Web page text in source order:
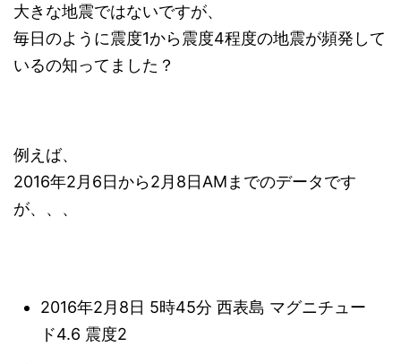
大きな地震ではないですが、
毎日のように震度1から震度4程度の地震が頻発して
いるの知ってました？
例えば、
2016年2月6日から2月8日AMまでのデータです
が、、、
2016年2月8日 5時45分 西表島 マグニチュー
ド4.6 震度2